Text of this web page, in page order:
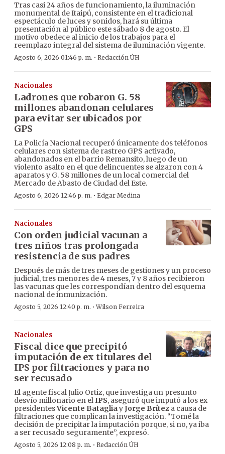
Tras casi 24 años de funcionamiento, la iluminación
monumental de Itaipú, consistente en el tradicional
espectáculo de luces y sonidos, hará su última
presentación al público este sábado 8 de agosto. El
motivo obedece al inicio de los trabajos para el
reemplazo integral del sistema de iluminación vigente.
Agosto 6, 2026 01:46 p. m. · Redacción ÚH
Nacionales
Ladrones que robaron G. 58
millones abandonan celulares
para evitar ser ubicados por
GPS
La Policía Nacional recuperó únicamente dos teléfonos
celulares con sistema de rastreo GPS activado,
abandonados en el barrio Remansito, luego de un
violento asalto en el que delincuentes se alzaron con 4
aparatos y G. 58 millones de un local comercial del
Mercado de Abasto de Ciudad del Este.
Agosto 6, 2026 12:46 p. m. · Edgar Medina
Nacionales
Con orden judicial vacunan a
tres niños tras prolongada
resistencia de sus padres
Después de más de tres meses de gestiones y un proceso
judicial, tres menores de 4 meses, 7 y 8 años recibieron
las vacunas que les correspondían dentro del esquema
nacional de inmunización.
Agosto 5, 2026 12:40 p. m. ·Wilson Ferreira
Nacionales
Fiscal dice que precipitó
imputación de ex titulares del
IPS por filtraciones y para no
ser recusado
El agente fiscal Julio Ortiz, que investiga un presunto
desvío millonario en elIPS, aseguró que imputó a los ex
presidentesVicente BatagliayJorge Brítez a causa de
filtraciones que complican la investigación. “Tomé la
decisión de precipitar la imputación porque, si no, ya iba
a ser recusado seguramente”, expresó.
Agosto 5, 2026 12:08 p. m. · Redacción ÚH